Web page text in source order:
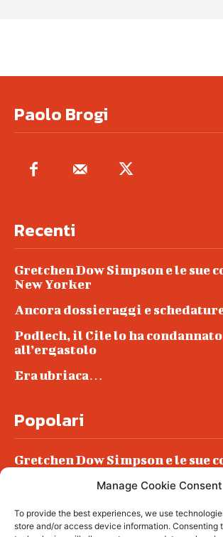
Manage Cookie Consent
To provide the best experiences, we use
store and/or access device information. Consenting
Paolo Brogi
Recenti
Gretchen Dow Simpson e le sue
New Yorker
Ancora dossieraggi e
Podlech, il Cile lo ha condannato
all’ergastolo
Era ubriaca…
Popolari
Gretchen Dow Simpson e le sue
Podlech, il Cile lo ha condannato